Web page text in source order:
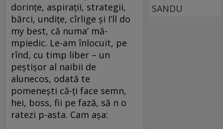
dorințe, aspirații, strategii,
bărci, undițe, cîrlige și I’ll do
my best, că numa’ mă-
mpiedic. Le-am înlocuit, pe
rînd, cu timp liber – un
peștișor al naibii de
alunecos, odată te
pomenești că-ți face semn,
hei, boss, fii pe fază, să n o
ratezi p-asta. Cam așa:
SANDU